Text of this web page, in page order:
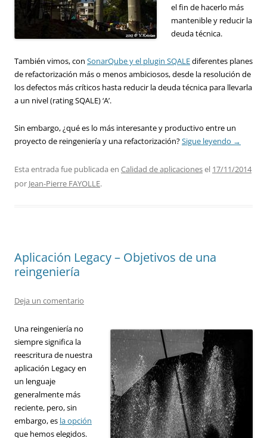
el fin de hacerlo más
mantenible y reducir la
deuda técnica.
También vimos, con SonarQube y el plugin SQALEdiferentes planes
de refactorización más o menos ambiciosos, desde la resolución de
los defectos más críticos hasta reducir la deuda técnica para llevarla
a un nivel (rating SQALE) ‘A’.
Sin embargo, ¿qué es lo más interesante y productivo entre un
proyecto de reingeniería y una refactorización?Sigue leyendo →
Esta entrada fue publicada en Calidad de aplicacionesel 17/11/2014
por Jean-Pierre FAYOLLE.
Aplicación Legacy – Objetivos de una
reingeniería
Deja un comentario
Una reingeniería no
siempre significa la
reescritura de nuestra
aplicación Legacy en
un lenguaje
generalmente más
reciente, pero, sin
embargo, es la opción
que hemos elegidos.